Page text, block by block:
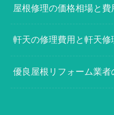
屋根修理の価格相場と
軒天の修理費用と軒天修
優良屋根リフォーム業